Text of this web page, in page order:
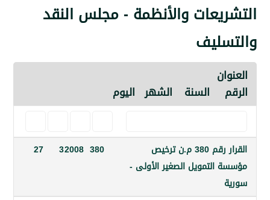
والأنظمة - مجلس النقد
السنة
الشهر اليوم
القرار رقم 380 م.ن ترخيص
الصغير الأولى -
27